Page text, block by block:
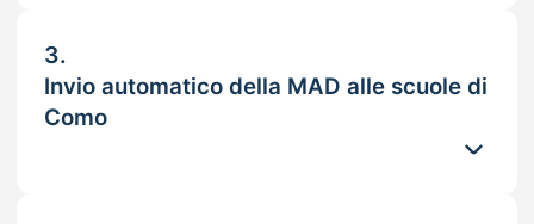
3.
Invio automatico della MAD alle scuole di
Como